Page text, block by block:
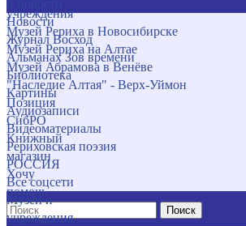
учреждения
Музей Рериха в Новосибирске
Музей Рериха на Алтае
Музей Абрамова в Венёве
"Наследие Алтая" - Верх-Уймон
Позиция
СибРО
Книжный
магазин
Хочу
помочь
Поиск
Новости
Журнал Восход
Альманах Зов времени
Библиотека
Картины
Аудиозаписи
Видеоматериалы
Рериховская поэзия
РОССИЯ
Все соцсети
Музеи и
учреждения